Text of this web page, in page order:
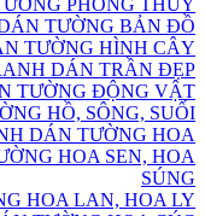
PHONG THỦY
TƯỜNG BẢN ĐỒ
TƯỜNG HÌNH CÂY
DÁN TRẦN ĐẸP
TƯỜNG ĐỘNG VẬT
HỒ, SÔNG, SUỐI
DÁN TƯỜNG HOA
HOA SEN, HOA
SÚNG
HOA LAN, HOA LY